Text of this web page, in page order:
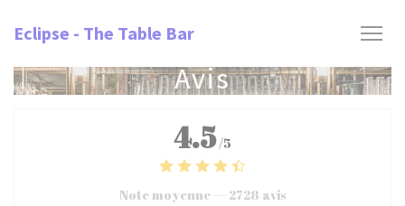
Eclipse - The Table Bar
Avis
4.5/5
Note moyenne — 2728 avis